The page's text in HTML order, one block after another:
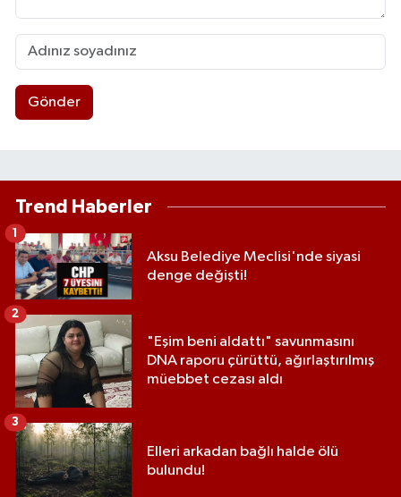
Gönder
Trend Haberler
Aksu Belediye Meclisi'nde siyasi
denge değişti!
1
"Eşim beni aldattı" savunmasını
DNA raporu çürüttü, ağırlaştırılmış
müebbet cezası aldı
2
Elleri arkadan bağlı halde ölü
bulundu!
3